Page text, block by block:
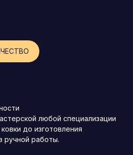
(COO)
развитию
(CTO)
любой специализации
до изготовления
ручной работы.